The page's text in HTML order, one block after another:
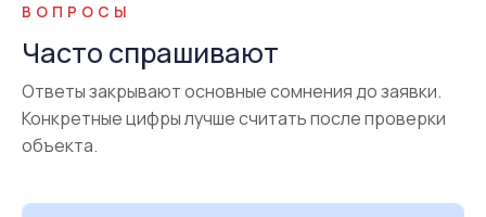
ВОПРОСЫ
Часто спрашивают
Ответы закрывают основные сомнения до заявки.
Конкретные цифры лучше считать после проверки
объекта.